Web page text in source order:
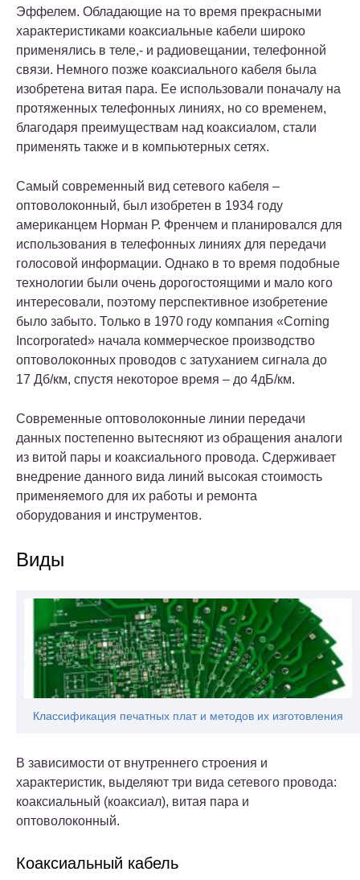
Эффелем. Обладающие на то время прекрасными
характеристиками коаксиальные кабели широко
применялись в теле,- и радиовещании, телефонной
связи. Немного позже коаксиального кабеля была
изобретена витая пара. Ее использовали поначалу на
протяженных телефонных линиях, но со временем,
благодаря преимуществам над коаксиалом, стали
применять также и в компьютерных сетях.
Самый современный вид сетевого кабеля –
оптоволоконный, был изобретен в 1934 году
американцем Норман Р. Френчем и планировался для
использования в телефонных линиях для передачи
голосовой информации. Однако в то время подобные
технологии были очень дорогостоящими и мало кого
интересовали, поэтому перспективное изобретение
было забыто. Только в 1970 году компания «Corning
Incorporated» начала коммерческое производство
оптоволоконных проводов с затуханием сигнала до
17 Дб/км, спустя некоторое время – до 4дБ/км.
Современные оптоволоконные линии передачи
данных постепенно вытесняют из обращения аналоги
из витой пары и коаксиального провода. Сдерживает
внедрение данного вида линий высокая стоимость
применяемого для их работы и ремонта
оборудования и инструментов.
Виды
Классификация печатных плат и методов их изготовления
В зависимости от внутреннего строения и
характеристик, выделяют три вида сетевого провода:
коаксиальный (коаксиал), витая пара и
оптоволоконный.
Коаксиальный кабель